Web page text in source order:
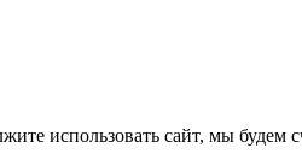
использовать сайт, мы будем